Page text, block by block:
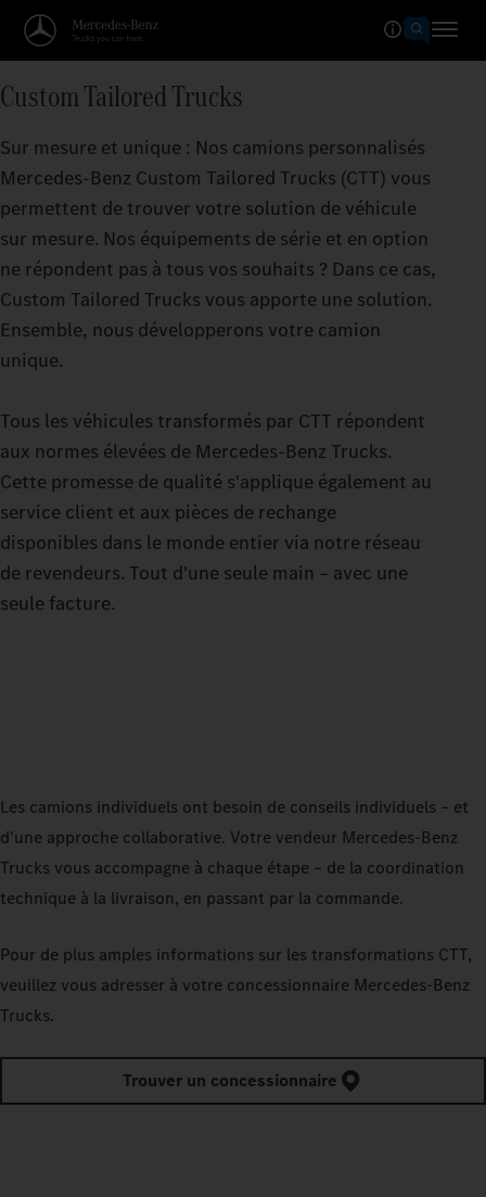
Custom Tailored Trucks
Sur mesure et unique : Nos camions personnalisés
Mercedes‑Benz Custom Tailored Trucks (CTT) vous
permettent de trouver votre solution de véhicule
sur mesure. Nos équipements de série et en option
ne répondent pas à tous vos souhaits ? Dans ce cas,
Custom Tailored Trucks vous apporte une solution.
Ensemble, nous développerons votre camion
unique.
Tous les véhicules transformés par CTT répondent
aux normes élevées de Mercedes‑Benz Trucks.
Cette promesse de qualité s'applique également au
service client et aux pièces de rechange
disponibles dans le monde entier via notre réseau
de revendeurs. Tout d'une seule main – avec une
seule facture.
Les camions individuels ont besoin de conseils individuels – et
d'une approche collaborative. Votre vendeur Mercedes‑Benz
Trucks vous accompagne à chaque étape – de la coordination
technique à la livraison, en passant par la commande.
Pour de plus amples informations sur les transformations CTT,
veuillez vous adresser à votre concessionnaire Mercedes‑Benz
Trucks.
Trouver un concessionnaire